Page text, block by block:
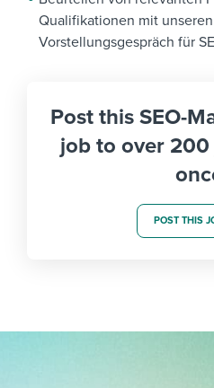
Qualifikationen mit unseren
Vorstellungsgespräch für
Post this SEO-
job to over
POST THIS